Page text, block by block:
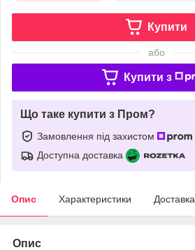
Купити
або
Купити з
Що таке купити з Пром?
Замовлення під захистом
Доступна доставка
Опис Характеристики Доставка
Опис